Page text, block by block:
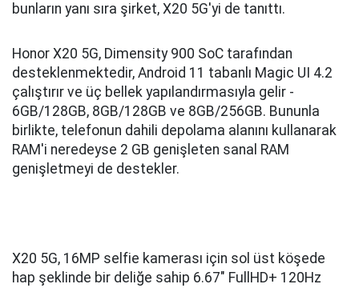
bunların yanı sıra şirket, X20 5G'yi de tanıttı.
Honor X20 5G, Dimensity 900 SoC tarafından
desteklenmektedir, Android 11 tabanlı Magic UI 4.2
çalıştırır ve üç bellek yapılandırmasıyla gelir -
6GB/128GB, 8GB/128GB ve 8GB/256GB. Bununla
birlikte, telefonun dahili depolama alanını kullanarak
RAM'i neredeyse 2 GB genişleten sanal RAM
genişletmeyi de destekler.
X20 5G, 16MP selfie kamerası için sol üst köşede
hap şeklinde bir deliğe sahip 6.67" FullHD+ 120Hz